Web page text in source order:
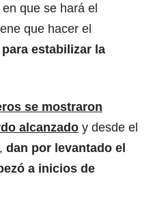
que se hará el
que hacer el
estabilizar la
se mostraron
alcanzado y desde el
dan por levantado el
a inicios de